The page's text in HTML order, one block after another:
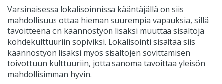
Varsinaisessa lokalisoinnissa kääntäjällä on siis
mahdollisuus ottaa hieman suurempia vapauksia, sillä
tavoitteena on käännöstyön lisäksi muuttaa sisältöjä
kohdekulttuuriin sopiviksi. Lokalisointi sisältää siis
käännöstyön lisäksi myös sisältöjen sovittamisen
toivottuun kulttuuriin, jotta sanoma tavoittaa yleisön
mahdollisimman hyvin.